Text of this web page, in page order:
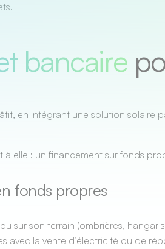
bancaire
en intégrant une solution solaire
elle : un financement sur fonds
fonds propres
sur son terrain (ombrières, hangar
avec la vente d’électricité ou de